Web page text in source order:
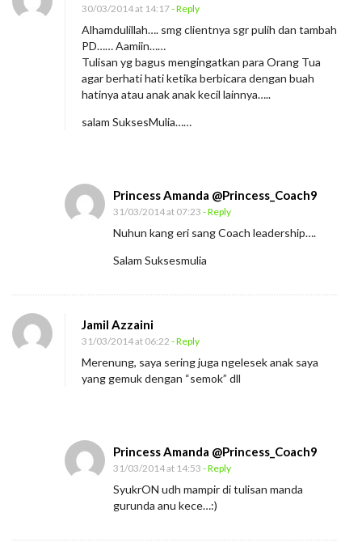
30/03/2014 at 14:17- Reply
Alhamdulillah…. smg clientnya sgr pulih dan tambah
PD…… Aamiin……
Tulisan yg bagus mengingatkan para Orang Tua
agar berhati hati ketika berbicara dengan buah
hatinya atau anak anak kecil lainnya…..
salam SuksesMulia……
Princess Amanda @Princess_Coach9
31/03/2014 at 07:23 - Reply
Nuhun kang eri sang Coach leadership….
Salam Suksesmulia
Jamil Azzaini
31/03/2014 at 06:22 - Reply
Merenung, saya sering juga ngelesek anak saya
yang gemuk dengan “semok” dll
Princess Amanda @Princess_Coach9
31/03/2014 at 14:53 - Reply
SyukrON udh mampir di tulisan manda
gurunda anu kece…:)